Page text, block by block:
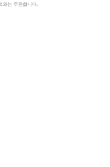
와는 무관합니다.